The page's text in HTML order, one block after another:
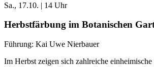
Sa., 17.10. | 14 Uhr
Herbstfärbung im Botanischen
Führung: Kai Uwe Nierbauer
Im Herbst zeigen sich zahlreiche